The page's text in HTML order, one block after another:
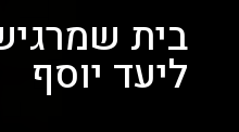
בית
ליעד יוסף